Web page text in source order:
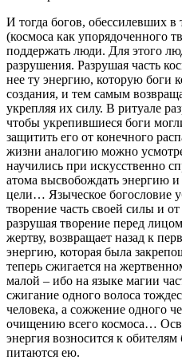
И тогда богов, обессилевших
(космоса как упорядоченного
поддержать люди. Для этого
разрушения. Разрушая часть
нее ту энергию, которую боги
создания, и тем самым
укрепляя их силу. В ритуале
чтобы укрепившиеся боги
защитить его от конечного
жизни аналогию можно
научились при искусственно
атома высвобождать энергию и
цели… Языческое богословие
творение часть своей силы и
разрушая творение перед
жертву, возвращает назад к
энергию, которая была
теперь сжигается на
малой – ибо на языке магии
сжигание одного волоса
человека, а сожжение одного
очищению всего космоса…
энергия возносится к
питаются ею.